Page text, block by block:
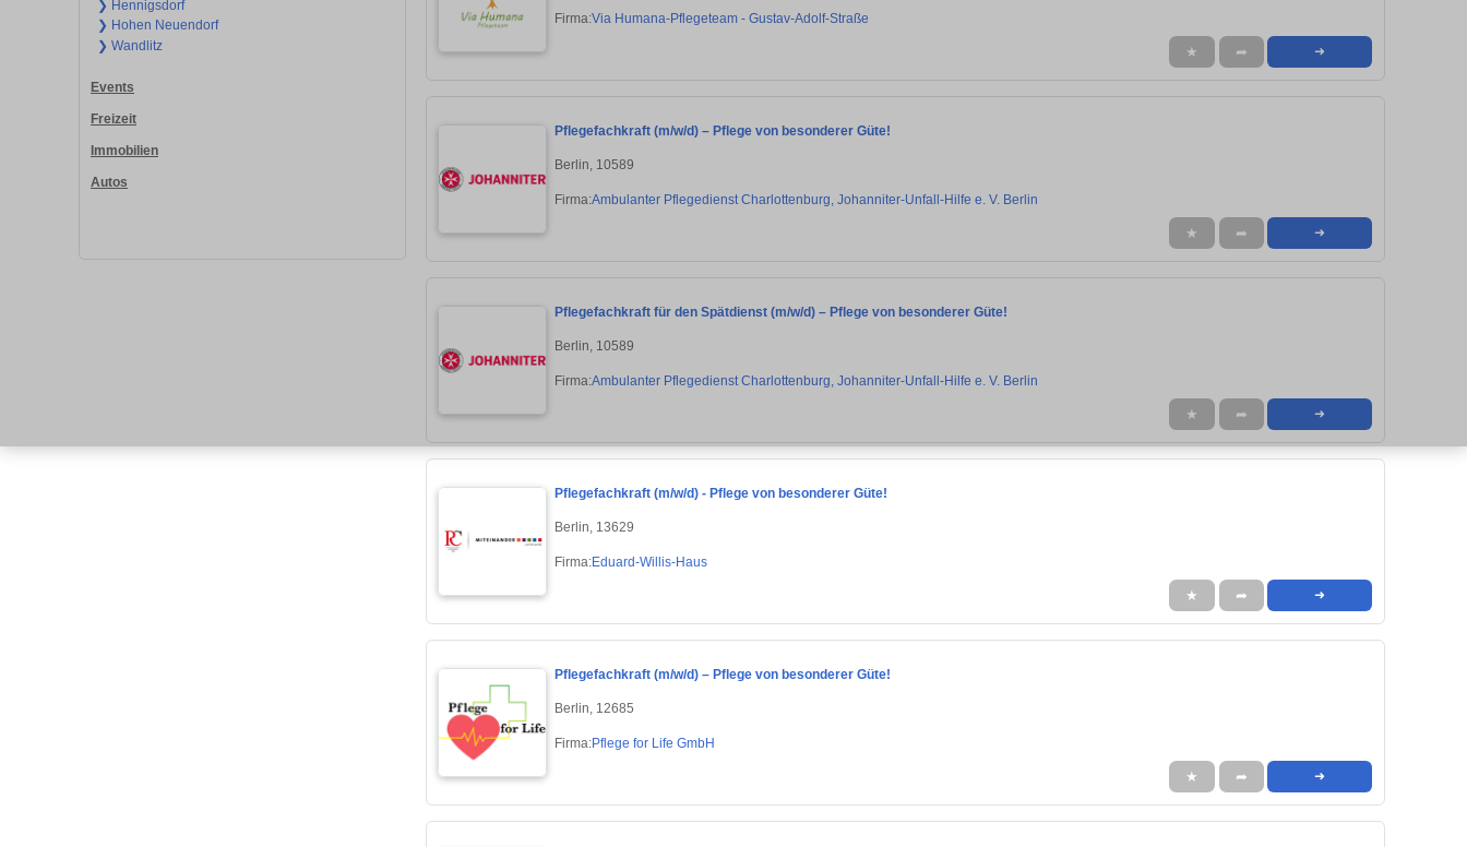
❯ Hennigsdorf
❯ Hohen Neuendorf
❯ Wandlitz
Events
Freizeit
Immobilien
Autos
Firma:Via Humana-Pflegeteam - Gustav-Adolf-Straße
★ ➦ ➜
Pflegefachkraft (m/w/d) – Pflege von besonderer Güte!
Berlin, 10589
Firma:Ambulanter Pflegedienst Charlottenburg, Johanniter-Unfall-Hilfe e. V. Berlin
★ ➦ ➜
Pflegefachkraft für den Spätdienst (m/w/d) – Pflege von besonderer Güte!
Berlin, 10589
Firma:Ambulanter Pflegedienst Charlottenburg, Johanniter-Unfall-Hilfe e. V. Berlin
★ ➦ ➜
Pflegefachkraft (m/w/d) - Pflege von besonderer Güte!
Berlin, 13629
Firma:Eduard-Willis-Haus
★ ➦ ➜
Pflegefachkraft (m/w/d) – Pflege von besonderer Güte!
Berlin, 12685
Firma:Pflege for Life GmbH
★ ➦ ➜